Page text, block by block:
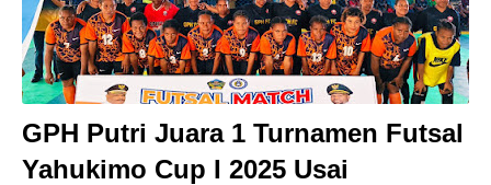
GPH Putri Juara 1 Turnamen Futsal
Yahukimo Cup I 2025 Usai